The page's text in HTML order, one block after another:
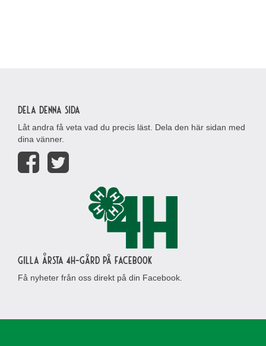
Dela denna sida
Låt andra få veta vad du precis läst. Dela den här sidan med
dina vänner.
Gilla Årsta 4H-gård på Facebook
Få nyheter från oss direkt på din Facebook.